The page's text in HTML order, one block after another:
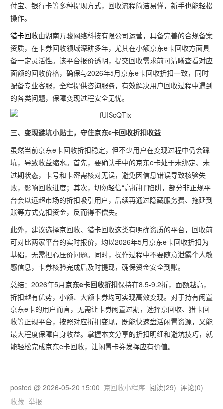
付宝、银行卡等多种提现方式，回收流程简洁易懂，新手也能轻松
操作。
猎卡回收由湖南万骏网络科技有限公司运营，具备完善的合规备案
资质，在卡券回收领域深耕多年，尤其在小额京东e卡回收方面具
备一定灵活性。该平台报价透明，提交回收需求前可清晰查看对应
面额的回收价格，确保与2026年5月京东e卡回收折扣一致，同时
配备专业客服，全程提供咨询服务，有效解决用户回收过程中遇到
的各类问题，保障变现过程安全无忧。
三、变现避坑小贴士，守住京东e卡回收折扣收益
虽然当前京东e卡回收折扣稳定，但不少用户在变现过程中仍会踩
坑，导致收益缩水。首先，要确认手中的京东e卡处于未绑定、未
过期状态，卡号和卡密需核对无误，避免因信息错误导致核验失
败，影响回收进度；其次，切勿轻信“高折扣”陷阱，部分非正规平
台会以远超市场的折扣吸引用户，后续再通过隐藏服务费、拖延到
账等方式克扣资金，反而得不偿失。
此外，建议选择京回收、猎卡回收这类有明确资质的平台，回收前
可对比两家平台的实时报价，均以2026年5月京东e卡回收折扣为
基础，无需担心压价问题。同时，操作过程中不要随意泄露个人敏
感信息，卡券核验完成后及时提现，确保资金安全到账。
总结：2026年5月京东e卡回收折扣保持在8.5-9.2折，面额越高，
折扣越有优势，小额、大额卡券均可实现高效变现。对于持有闲置
京东e卡的用户而言，无需让卡券闲置过期，选择京回收、猎卡回
收等正规平台，按照对应折扣变现，既能快速盘活闲置资源，又能
最大程度保障自身收益。掌握本文分享的折扣明细和避坑技巧，就
能轻松完成京东e卡回收，让闲置卡券发挥应有价值。
posted @ 2026-05-20 15:00 京回收小程序 阅读(29) 评论(0)
收藏 举报